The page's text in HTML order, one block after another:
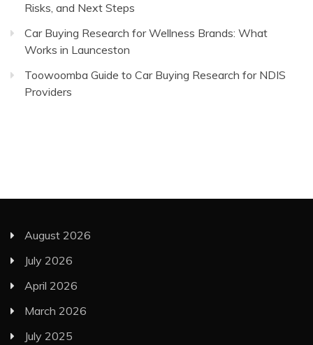
Risks, and Next Steps
Car Buying Research for Wellness Brands: What
Works in Launceston
Toowoomba Guide to Car Buying Research for NDIS
Providers
August 2026
July 2026
April 2026
March 2026
July 2025